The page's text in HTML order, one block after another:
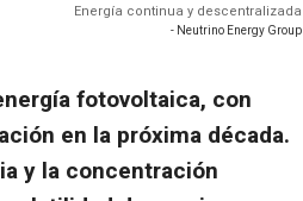
Energía continua y descentralizada
- Neutrino Energy Group
fotovoltaica, con
en la próxima década.
y la concentración